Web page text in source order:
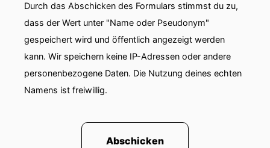
Durch das Abschicken des Formulars stimmst du zu,
dass der Wert unter "Name oder Pseudonym"
gespeichert wird und öffentlich angezeigt werden
kann. Wir speichern keine IP-Adressen oder andere
personenbezogene Daten. Die Nutzung deines echten
Namens ist freiwillig.
Abschicken